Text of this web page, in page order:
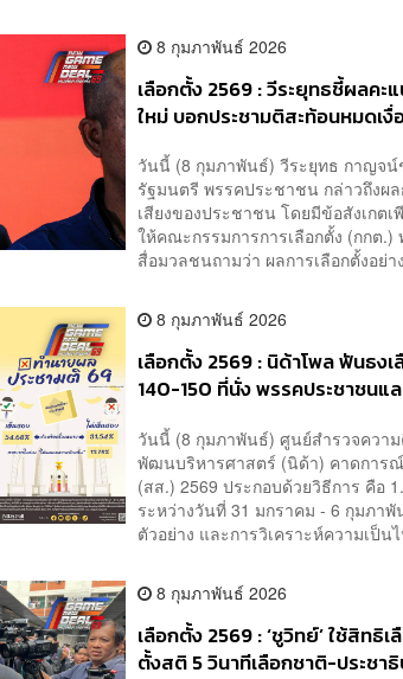
8 กุมภาพันธ์ 2026
เลือกตั้ง 2569 : วีระยุทธชี้ผลค
ใหม่ บอกประชามติสะท้อนหมดเ
วันนี้ (8 กุมภาพันธ์) วีระยุทธ กาญจ
รัฐมนตรี พรรคประชาชน กล่าวถึงผ
เสียงของประชาชน โดยมีข้อสังเกต
ให้คณะกรรมการการเลือกตั้ง (กกต
สื่อมวลชนถามว่า ผลการเลือกตั้งอย่า
8 กุมภาพันธ์ 2026
เลือกตั้ง 2569 : นิด้าโพล ฟันธง
140-150 ที่นั่ง พรรคประชาชนแ
วันนี้ (8 กุมภาพันธ์) ศูนย์สำรวจคว
พัฒนบริหารศาสตร์ (นิด้า) คาดการ
(สส.) 2569 ประกอบด้วยวิธีการ คือ
ระหว่างวันที่ 31 มกราคม - 6 กุมภา
ตัวอย่าง และการวิเคราะห์ความเป็
8 กุมภาพันธ์ 2026
เลือกตั้ง 2569 : ‘ชูวิทย์’ ใช้สิท
ตั้งสติ 5 วินาทีเลือกชาติ-ประชา